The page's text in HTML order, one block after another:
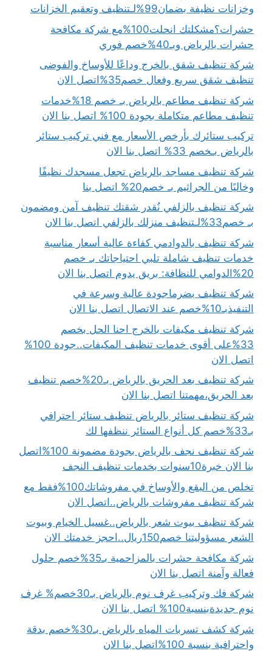
وخزانات نظيفة بضمان99%لـتنظيف وتعقيم الخزانات
حشرات؟مشكلتك انحلت100%مع شركة مكافحة
حشرات بالرياض وبـ40%خصم فوري
شركة تنظيف شقق بالخرج وداعًا للأوساخ والفوضى
تنظيف شقق سريع وفعال خصم35%اتصل الان
شركة تنظيف مطاعم بالرياض بـ خصم 18%خدمات
تنظيف مطاعم متكاملة بجودة 100% اتصل بنا الان
تركيب ستائرك بأرخص الأسعار مع فني تركيب ستائر
بالرياض بـخصم 33% اتصل بنا الان
شركة تنظيف مساجد بالرياض تجعل مسجدك نظيفًا
وخاليًا من الجراثيم بـ خصم20% اتصل بنا
شركة تنظيف بالزلفي نُقدر شقتك تنظيف آمن ومضمون
بـ خصم33%لـتنظيف منزلك بالزلفي اتصل بنا الان
شركة تنظيف بالدوادمي كفاءة عالية أسعار مناسبة
خدمات تنظيف شاملة تلبي احتياجاتك بـ خصم
20%الدوامي للنظافة: بريق يدوم اتصل بنا الان
شركة تنظيف بضرماجودة عالية وسرعة في
التنفيذبـ10%خصم عند الاتصال اتصل بنا الان
شركة تنظيف مكيفات بالخرج احنا الحل بخصم
33%على أقوى خدمات تنظيف المكيفات..جودة 100%
اتصل الان
شركة تنظيف بعد الحريق بالرياض بـ20%خصم تنظيف
بعد الحريق،مهمتنا اتصل بنا الان
شركة تنظيف ستائر بالرياض تنظيف ستائر احترافي
بـ33%خصم كل أنواع الستائر ننظفها لك
شركة تنظيف نجف بالرياض بجودة مضمونة 100%اتصل
بنا الان خبرة10سنوات بخدمات تنظيف النجف
تخلص من البقع والأوساخ في مفروشاتك100%فقط مع
شركة تنظيف مفروشات بالرياض..اتصل الان
شركة تنظيف بيوت شعر بالرياض..غسيل الخيام وبيوت
الشعر مسؤوليتنا خصم150ريال..احجز خدمتك الان
شركة مكافحة حشرات بالمزاحمية بـ35%خصم حلول
فعالة وآمنة اتصل بنا الان
شركة فك وتركيب غرف نوم بالرياض بـ30خصم% غرف
نوم جديدةبنسبة100% اتصل بنا الان
شركة كشف تسربات المياه بالرياض بـ30%خصم بدقة
واحترافية بنسبة 100%اتصل بنا الان